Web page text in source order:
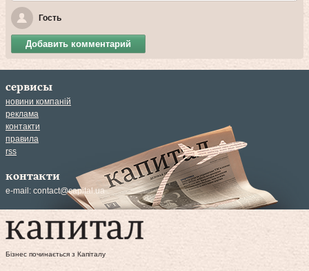
Гость
Добавить комментарий
сервисы
новини компаній
реклама
контакти
правила
rss
контакти
e-mail: contact@capital.ua
Бізнес починається з Капіталу